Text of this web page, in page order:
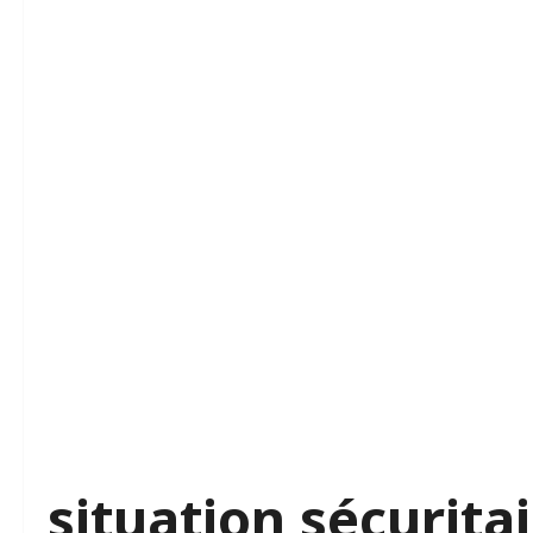
situation